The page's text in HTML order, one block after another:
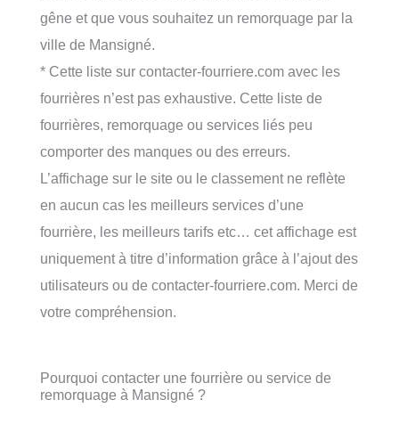
gêne et que vous souhaitez un remorquage par la
ville de Mansigné.
* Cette liste sur contacter-fourriere.com avec les
fourrières n’est pas exhaustive. Cette liste de
fourrières, remorquage ou services liés peu
comporter des manques ou des erreurs.
L’affichage sur le site ou le classement ne reflète
en aucun cas les meilleurs services d’une
fourrière, les meilleurs tarifs etc… cet affichage est
uniquement à titre d’information grâce à l’ajout des
utilisateurs ou de contacter-fourriere.com. Merci de
votre compréhension.
Pourquoi contacter une fourrière ou service de
remorquage à Mansigné ?